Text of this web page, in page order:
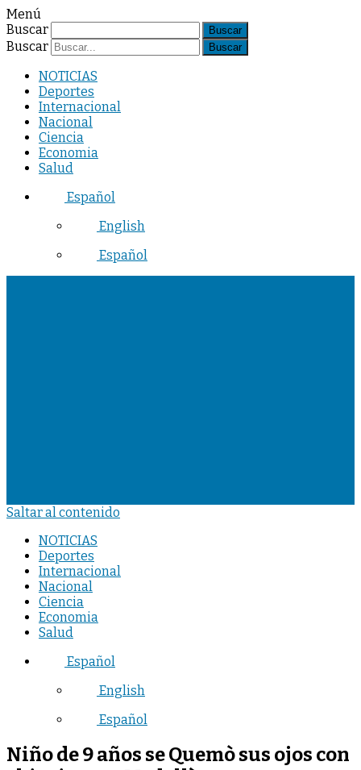
Menú
Buscar
Buscar
NOTICIAS
Deportes
Internacional
Nacional
Ciencia
Economia
Salud
Español
English
Español
Saltar al contenido
NOTICIAS
Deportes
Internacional
Nacional
Ciencia
Economia
Salud
Español
English
Español
Niño de 9 años se Quemò sus ojos con